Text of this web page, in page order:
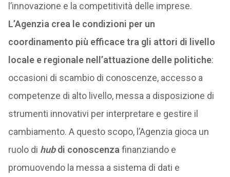
l’innovazione e la competitività delle imprese.
L’Agenzia crea le condizioni per un
coordinamento più efficace tra gli attori di livello
locale e regionale nell’attuazione delle politiche:
occasioni di scambio di conoscenze, accesso a
competenze di alto livello, messa a disposizione di
strumenti innovativi per interpretare e gestire il
cambiamento. A questo scopo, l’Agenzia gioca un
ruolo di hubdi conoscenza finanziando e
promuovendo la messa a sistema di dati e